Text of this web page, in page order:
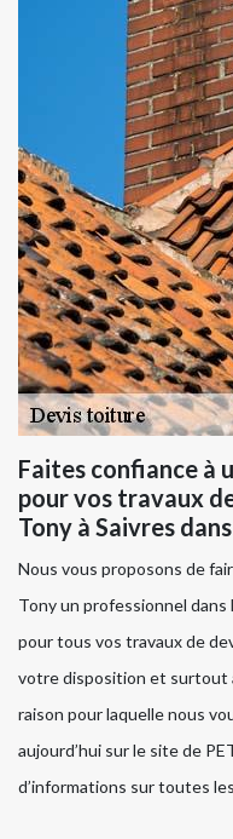
Faites confiance à
pour vos travaux
Tony à Saivres
Nous vous proposons de
Tony un professionnel
pour tous vos travaux de
votre disposition et surtout
raison pour laquelle nous
aujourd’hui sur le site de
d’informations sur toutes